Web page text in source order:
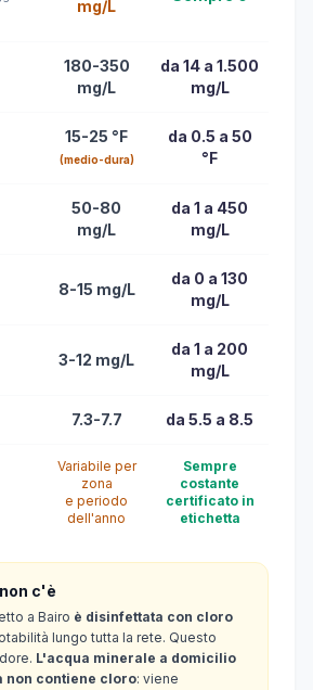
mg/L
180-350
mg/L
da 14 a 1.500
mg/L
15-25 °F
(medio-dura)
da 0.5 a 50
°F
50-80
mg/L
da 1 a 450
mg/L
8-15 mg/L
da 0 a 130
mg/L
3-12 mg/L
da 1 a 200
mg/L
7.3-7.7 da 5.5 a 8.5
Variabile per
zona
e periodo
dell'anno
Sempre
costante
certificato in
etichetta
c'è
a Bairo è disinfettata con cloro
lungo tutta la rete. Questo
L'acqua minerale a domicilio
non contiene cloro: viene